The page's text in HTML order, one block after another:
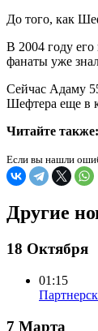
До того, как
В 2004 году
фанаты уже
Сейчас Адаму
Шефтера еще в
Читайте также:
Если вы нашли
Другие
18 Октября
01:15
7 Марта